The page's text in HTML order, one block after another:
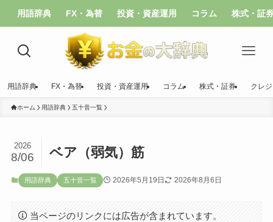
用語辞典 FX・為替 投資・資産運用 コラム 株式・証
用語辞典 FX・為替 投資・資産運用 コラム 株式・証券 クレ
ホーム 用語辞典 五十音一覧
ベア（弱気）筋
2026
8/06
用語辞典 五十音一覧 2026年5月19日 2026年8月6日
当ページのリンクには広告が含まれています。